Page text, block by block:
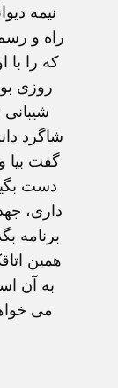
نيمه
راه و
که را
روزی
شاگرد
گفت بيا
دست
داری،
برنامه
همين
به آن
می